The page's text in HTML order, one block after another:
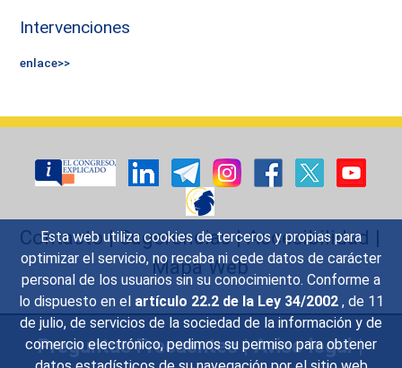
Esta web utiliza cookies de terceros y propias para
optimizar el servicio, no recaba ni cede datos de carácter
personal de los usuarios sin su conocimiento. Conforme a
lo dispuesto en el artículo 22.2 de la Ley 34/2002 , de 11
de julio, de servicios de la sociedad de la información y de
comercio electrónico, pedimos su permiso para obtener
Intervenciones
enlace>>
Contacto|Sugerencias|Accesibilidad |
Mapa Web
Preguntas Frecuentes|Aviso legal|